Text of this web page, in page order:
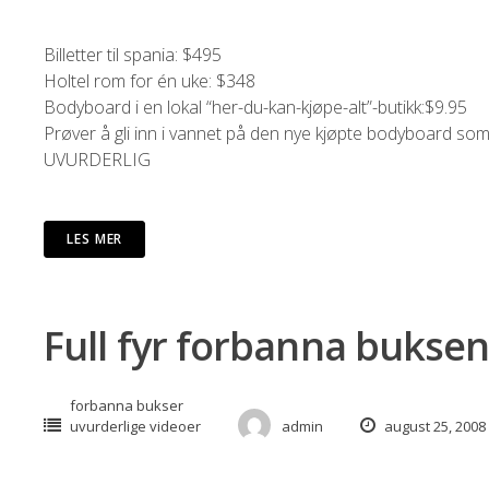
Billetter til spania: $495
Holtel rom for én uke: $348
Bodyboard i en lokal “her-du-kan-kjøpe-alt”-butikk:$9.95
Prøver å gli inn i vannet på den nye kjøpte bodyboard
UVURDERLIG
LES MER
Full fyr forbanna
forbanna bukser
uvurderlige videoer
admin august 25, 2008